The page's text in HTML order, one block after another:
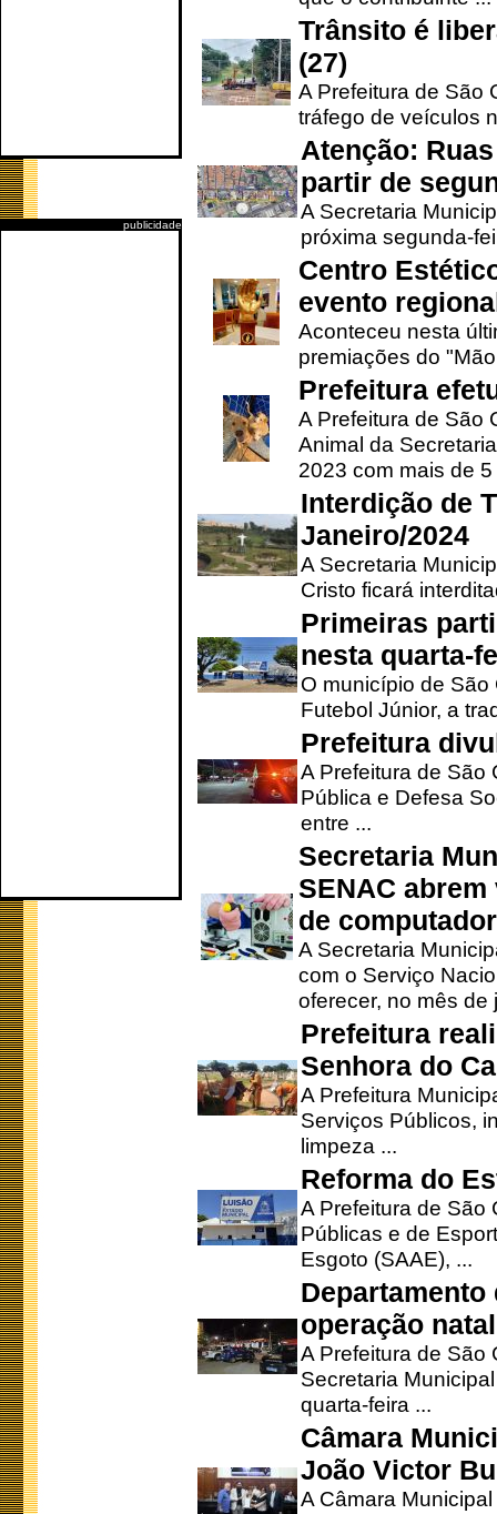
publicidade
Trânsito é
(27)
A Prefeitura de São
tráfego de veículos
Atenção:
partir de
A Secretaria
próxima segunda-
Centro
evento
Aconteceu nesta
premiações do
Prefeitura
A Prefeitura de São
Animal da
2023 com mais de 5
Interdição de
Janeiro/2024
A Secretaria
Cristo ficará
Primeiras
nesta quarta-
O município de
Futebol Júnior, a
Prefeitura
A Prefeitura de São
Pública e Defesa
entre ...
Secretaria
SENAC
de
A Secretaria
com o Serviço
oferecer, no mês de
Prefeitura
Senhora do
A Prefeitura
Serviços Públicos,
limpeza ...
Reforma do
A Prefeitura de São
Públicas e de
Esgoto (SAAE), ...
operação
A Prefeitura de São
Secretaria
quarta-feira ...
Câmara
João Victor
A Câmara